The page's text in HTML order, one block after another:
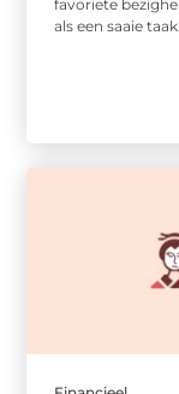
favoriete
als een saaie